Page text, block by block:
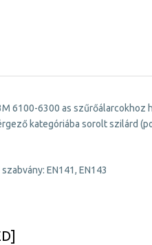
6100-6300 as szűrőálarcokhoz
kategóriába sorolt szilárd
szabvány: EN141, EN143